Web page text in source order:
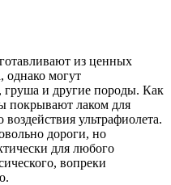
из ценных
однако могут
груша и другие породы. Как
покрывают лаком для
ультрафиолета.
дороги, но
для любого
вопреки